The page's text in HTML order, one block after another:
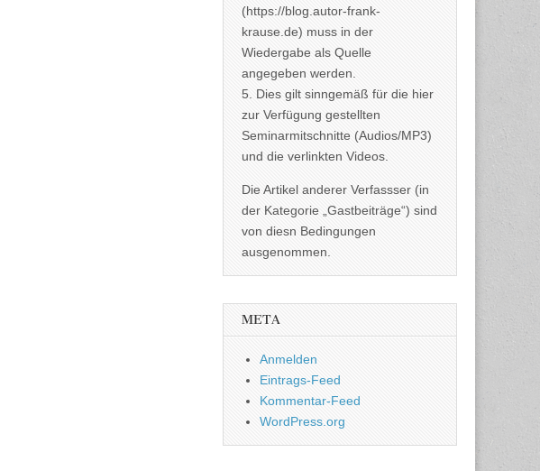
(https://blog.autor-frank-
krause.de) muss in der
Wiedergabe als Quelle
angegeben werden.
5. Dies gilt sinngemäß für die hier
zur Verfügung gestellten
Seminarmitschnitte (Audios/MP3)
und die verlinkten Videos.
Die Artikel anderer Verfassser (in
der Kategorie „Gastbeiträge“) sind
von diesn Bedingungen
ausgenommen.
META
Anmelden
Eintrags-Feed
Kommentar-Feed
WordPress.org